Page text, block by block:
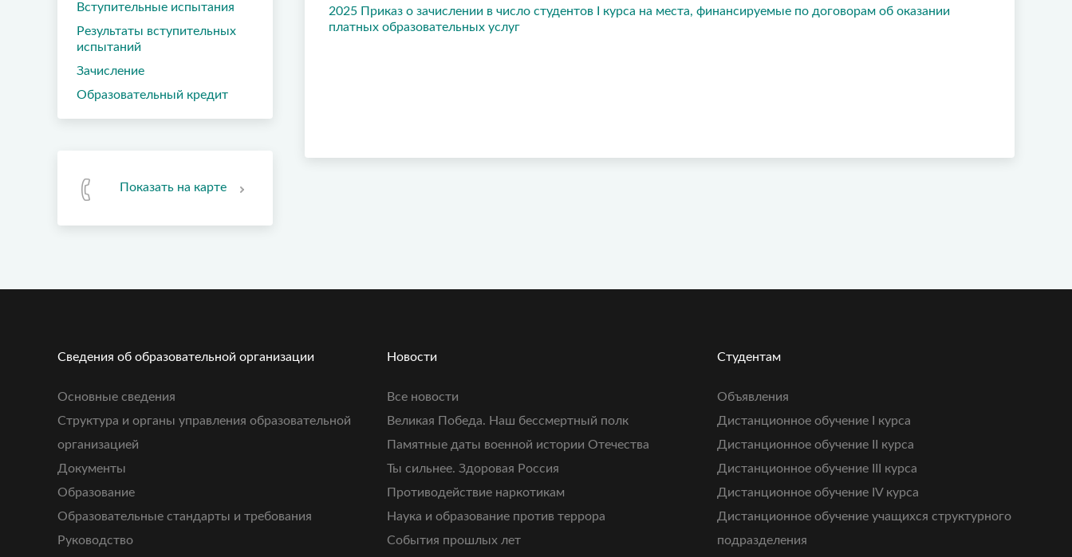
Вступительные испытания
Результаты вступительных
испытаний
Зачисление
Образовательный кредит
Показать на карте
2025 Приказ о зачислении в число студентов I курса на места, финансируемые по договорам об оказании
платных образовательных услуг
Сведения об образовательной организации
Основные сведения
Структура и органы управления образовательной
организацией
Документы
Образование
Образовательные стандарты и требования
Руководство
Новости
Все новости
Великая Победа. Наш бессмертный полк
Памятные даты военной истории Отечества
Ты сильнее. Здоровая Россия
Противодействие наркотикам
Наука и образование против террора
События прошлых лет
Студентам
Объявления
Дистанционное обучение I курса
Дистанционное обучение II курса
Дистанционное обучение III курса
Дистанционное обучение IV курса
Дистанционное обучение учащихся структурного
подразделения